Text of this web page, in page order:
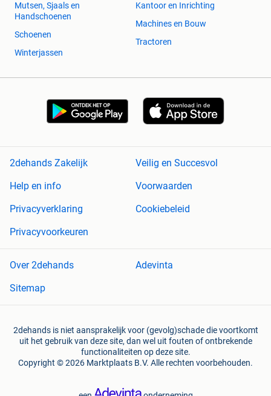
Mutsen, Sjaals en
Handschoenen
Schoenen
Winterjassen
Kantoor en Inrichting
Machines en Bouw
Tractoren
2dehands Zakelijk
Veilig en Succesvol
Help en info
Voorwaarden
Privacyverklaring
Cookiebeleid
Privacyvoorkeuren
Over 2dehands
Adevinta
Sitemap
2dehands is niet aansprakelijk voor (gevolg)schade die voortkomt
uit het gebruik van deze site, dan wel uit fouten of ontbrekende
functionaliteiten op deze site.
Copyright © 2026 Marktplaats B.V. Alle rechten voorbehouden.